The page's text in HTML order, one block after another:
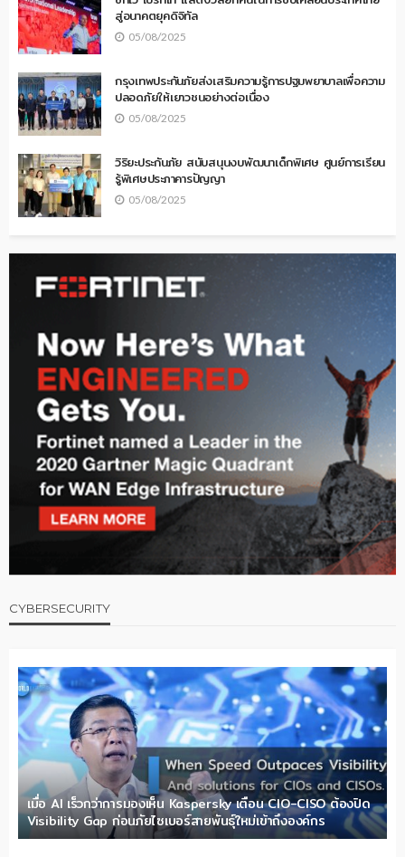
สู่อนาคตยุคดิจิทัล
05/08/2025
กรุงเทพประกันภัยส่งเสริมความรู้การปฐมพยาบาลเพื่อความ
ปลอดภัยให้เยาวชนอย่างต่อเนื่อง
05/08/2025
วิริยะประกันภัย สนับสนุนงบพัฒนาเด็กพิเศษ ศูนย์การเรียน
รู้พิเศษประภาคารปัญญา
05/08/2025
CYBERSECURITY
เมื่อ AI เร็วกว่าการมองเห็น Kaspersky เตือน CIO-CISO ต้องปิด
Visibility Gap ก่อนภัยไซเบอร์สายพันธุ์ใหม่เข้าถึงองค์กร